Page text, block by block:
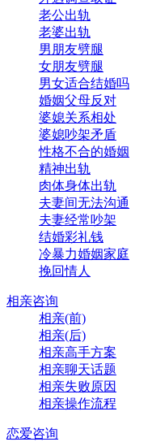
老公出轨
老婆出轨
男朋友劈腿
女朋友劈腿
男女适合结婚吗
婚姻父母反对
婆媳关系相处
婆媳吵架矛盾
性格不合的婚姻
精神出轨
肉体身体出轨
夫妻间无法沟通
夫妻经常吵架
结婚彩礼钱
冷暴力婚姻家庭
挽回情人
相亲咨询
相亲(前)
相亲(后)
相亲高手方案
相亲聊天话题
相亲失败原因
相亲操作流程
恋爱咨询